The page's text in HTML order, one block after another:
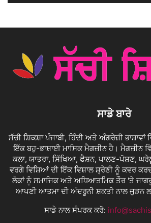
ਸਾਡੇ ਬਾਰੇ
ਸੱਚੀ ਸ਼ਿਕਸ਼ਾ ਪੰਜਾਬੀ, ਹਿੰਦੀ ਅਤੇ ਅੰਗਰੇਜ਼ੀ ਭਾਸ਼ਾਵਾਂ
ਇੱਕ ਬਹੁ-ਭਾਸ਼ਾਈ ਮਾਸਿਕ ਮੈਗਜ਼ੀਨ ਹੈ। ਮੈਗਜ਼ੀਨ
ਕਲਾ, ਯਾਤਰਾ, ਸਿੱਖਿਆ, ਫੈਸ਼ਨ, ਪਾਲਣ-ਪੋਸ਼ਣ,
ਵਰਗੇ ਵਿਸ਼ਿਆਂ ਦੀ ਇੱਕ ਵਿਸ਼ਾਲ ਸ਼੍ਰੇਣੀ ਨੂੰ ਕਵਰ
ਲੋਕਾਂ ਨੂੰ ਸਮਾਜਿਕ ਅਤੇ ਅਧਿਆਤਮਿਕ ਤੌਰ 'ਤੇ
ਆਪਣੀ ਆਤਮਾ ਦੀ ਅੰਦਰੂਨੀ ਸ਼ਕਤੀ ਨਾਲ ਜੁੜਨ
ਸਾਡੇ ਨਾਲ ਸੰਪਰਕ ਕਰੋ: